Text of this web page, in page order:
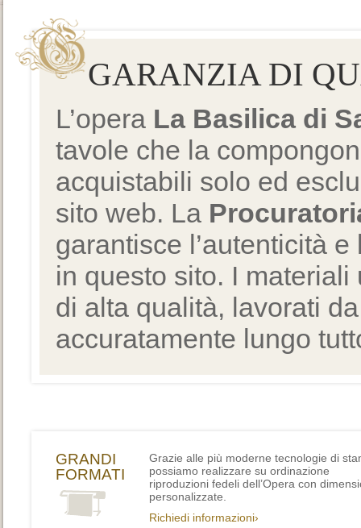
GARANZIA DI
L’opera La Basilica di
tavole che la
acquistabili solo ed
sito web. La
garantisce l’autenticità
in questo sito. I
di alta qualità, lavorati
accuratamente lungo
GRANDI
FORMATI
Grazie alle più moderne tecnologie di
possiamo realizzare su ordinazione
riproduzioni fedeli dell’Opera con
personalizzate.
Richiedi informazioni›